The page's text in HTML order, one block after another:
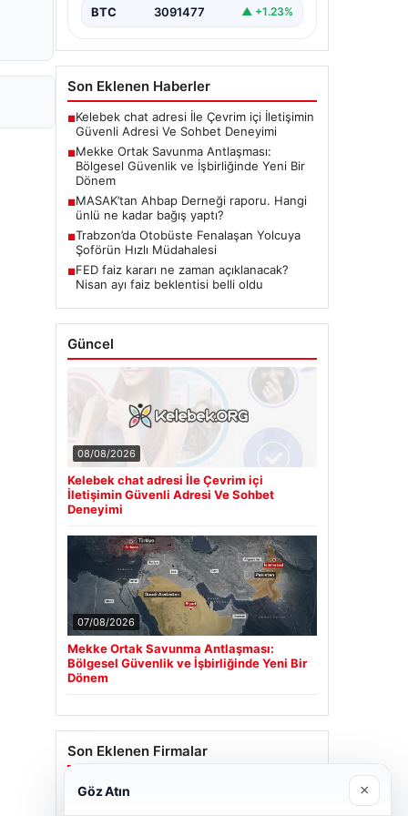
BTC 3091477 ▲ +1.23%
Son Eklenen Haberler
■Kelebek chat adresi İle Çevrim içi İletişimin
Güvenli Adresi Ve Sohbet Deneyimi
■Mekke Ortak Savunma Antlaşması:
Bölgesel Güvenlik ve İşbirliğinde Yeni Bir
Dönem
■MASAK’tan Ahbap Derneği raporu. Hangi
ünlü ne kadar bağış yaptı?
■Trabzon’da Otobüste Fenalaşan Yolcuya
Şoförün Hızlı Müdahalesi
■FED faiz kararı ne zaman açıklanacak?
Nisan ayı faiz beklentisi belli oldu
Güncel
08/08/2026
Kelebek chat adresi İle Çevrim içi
İletişimin Güvenli Adresi Ve Sohbet
Deneyimi
07/08/2026
Mekke Ortak Savunma Antlaşması:
Bölgesel Güvenlik ve İşbirliğinde Yeni Bir
Dönem
Son Eklenen Firmalar
Cengiz Sigorta
Göz Atın ×